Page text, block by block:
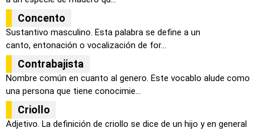
Concento
Sustantivo masculino. Esta palabra se define a un
canto, entonación o vocalización de for...
Contrabajista
Nombre común en cuanto al genero. Este vocablo alude como
una persona que tiene conocimie...
Criollo
Adjetivo. La definición de criollo se dice de un hijo y en general